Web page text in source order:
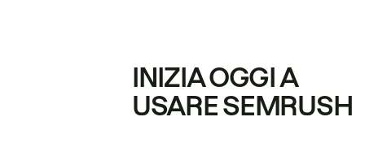
INIZIA OGGI A
USARE SEMRUSH